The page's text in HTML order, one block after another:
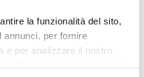
la funzionalità del sito,
annunci, per fornire
e per analizzare il nostro